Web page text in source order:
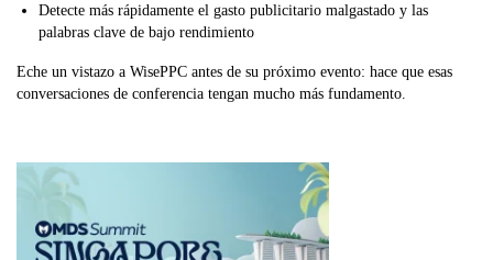
Detecte más rápidamente el gasto publicitario malgastado y las
palabras clave de bajo rendimiento
Eche un vistazo a WisePPC antes de su próximo evento: hace que esas
conversaciones de conferencia tengan mucho más fundamento.